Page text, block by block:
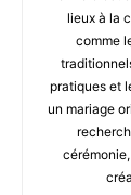
lieux à la
comme
pratiques et
un mariage